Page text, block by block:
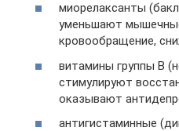
миорелаксанты
уменьшают
кровообращение,
витамины группы В
стимулируют
оказывают
антигистаминные